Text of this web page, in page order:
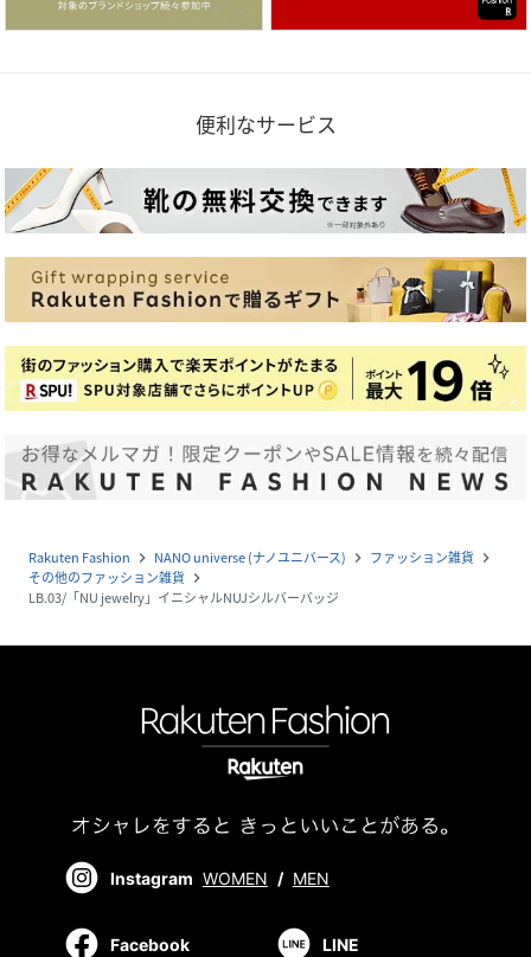
便利なサービス
Rakuten Fashion navigate_next NANO universe (ナノユニバース) navigate_next ファッション雑貨 navigate_next
その他のファッション雑貨 navigate_next
LB.03/「NU jewelry」イニシャルNUJシルバーバッジ
Instagram WOMEN / MEN
Facebook LINE